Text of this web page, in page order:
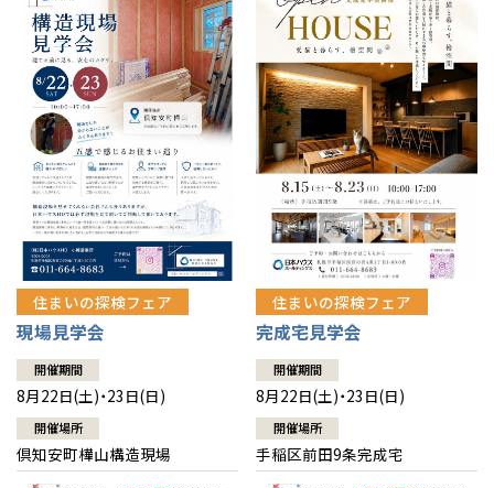
住まいの探検フェア
現場見学会
開催期間
8月22日(土)・23日(日)
開催場所
倶知安町樺山構造現場
住まいの探検フェア
完成宅見学会
開催期間
8月22日(土)・23日(日)
開催場所
手稲区前田9条完成宅
全国の展示場
北海道
札幌
道央
道北
道南
道東
東北
青森
秋田
岩手
山形
宮城
甲信越・北陸
新潟
山梨
長野
富山
関東
東京
神奈川
埼玉
東海
愛知
岐阜
近畿
大阪
中国・四国
お近くのイベント
北海道
札幌
札幌
小樽
道央
苫小牧千歳
小樽
道北
道南
道東
釧路
東北
青森県
八戸
青森
秋田県
秋田
岩手県
山形県
宮城県
仙台
甲信越・北陸
新潟県
長岡
山梨県
長野県
関東
東京都
神奈川県
相模
東海
愛知県
岐阜県
岐阜
近畿
大阪府
大阪
中国・四国